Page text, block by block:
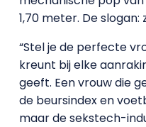
1,70 meter. De slogan:
“Stel je de perfecte
kreunt bij elke
geeft. Een vrouw die
de beursindex en
maar de sekstech-